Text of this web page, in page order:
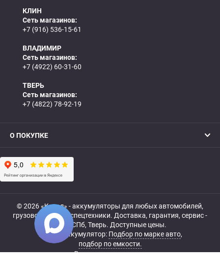
КЛИН
Сеть магазинов:
+7 (916) 536-15-61
ВЛАДИМИР
Сеть магазинов:
+7 (4922) 60-31-60
ТВЕРЬ
Сеть магазинов:
+7 (4822) 78-92-19
О ПОКУПКЕ
© 2026 «Катод» - аккумуляторы для любых автомобилей,
грузовой, мото- и спецтехники. Доставка, гарантия, сервис -
МСК, СПб, Тверь. Доступные цены.
Купить аккумулятор: Подбор по марке авто,
подбор по емкости.
Все права защищены.